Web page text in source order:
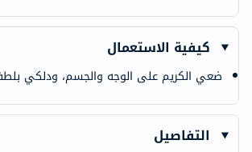
كيفية الاستعمال
ضعي الكريم على الوجه والجسم، ودلكي
التفاصيل